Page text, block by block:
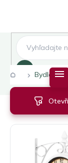
DomůBydlení
V
p
i